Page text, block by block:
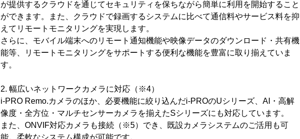
が提供するクラウドを通じてセキュリティを保ちながら簡単に利用を開始すること
ができます。また、クラウドで録画するシステムに比べて通信料やサービス料を抑
えてリモートモニタリングを実現します。
さらに、モバイル端末へのリモート通知機能や映像データのダウンロード・共有機
能等、リモートモニタリングをサポートする便利な機能を豊富に取り揃えていま
す。
2. 幅広いネットワークカメラに対応（※4）
i-PRO Remo.カメラのほか、必要機能に絞り込んだi-PROのUシリーズ、AI・高解
像度・全方位・マルチセンサーカメラを揃えたSシリーズにも対応しています。
また、ONVIF対応カメラも接続（※5）でき、既設カメラシステムのご活用も可